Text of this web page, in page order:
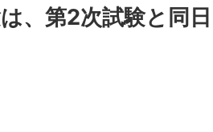
、第2次試験と同